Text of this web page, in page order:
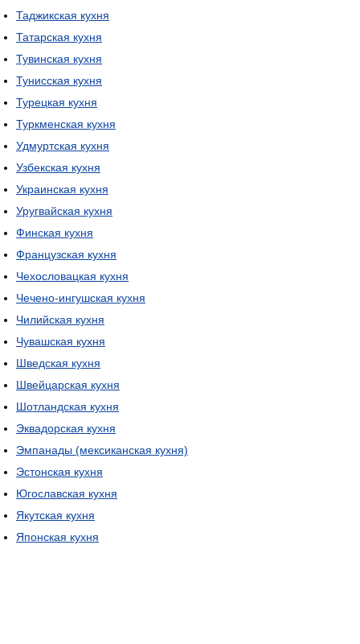
Таджикская кухня
Татарская кухня
Тувинская кухня
Тунисская кухня
Турецкая кухня
Туркменская кухня
Удмуртская кухня
Узбекская кухня
Украинская кухня
Уругвайская кухня
Финская кухня
Французская кухня
Чехословацкая кухня
Чечено-ингушская кухня
Чилийская кухня
Чувашская кухня
Шведская кухня
Швейцарская кухня
Шотландская кухня
Эквадорская кухня
Эмпанады (мексиканская кухня)
Эстонская кухня
Югославская кухня
Якутская кухня
Японская кухня